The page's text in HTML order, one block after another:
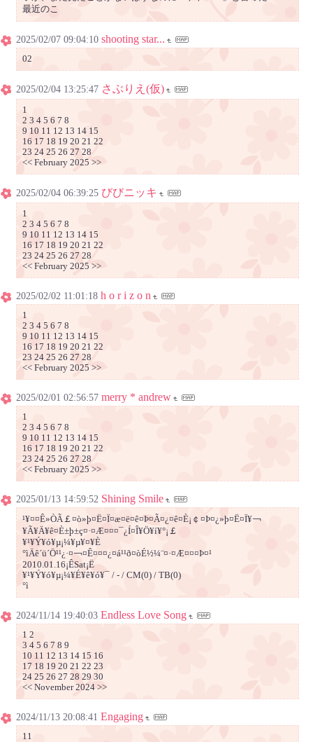
最近のこ
2025/02/07 09:04:10 shooting star...
02
2025/02/04 13:25:47 さぶりえ(仮)
1
2 3 4 5 6 7 8
9 10 11 12 13 14 15
16 17 18 19 20 21 22
23 24 25 26 27 28
<< February 2025 >>
2025/02/04 06:39:25 びびニッキ
1
2 3 4 5 6 7 8
9 10 11 12 13 14 15
16 17 18 19 20 21 22
23 24 25 26 27 28
<< February 2025 >>
2025/02/02 11:01:18 h o r i z o n
1
2 3 4 5 6 7 8
9 10 11 12 13 14 15
16 17 18 19 20 21 22
23 24 25 26 27 28
<< February 2025 >>
2025/02/01 02:56:57 merry * andrew
1
2 3 4 5 6 7 8
9 10 11 12 13 14 15
16 17 18 19 20 21 22
23 24 25 26 27 28
<< February 2025 >>
2025/01/13 14:59:52 Shining Smile
¹¥¤­¤Ê»ÒÃ￡¤ò»þ¤Ë¤Ï¤æ¤ë¤ê¤Þ¤Ã¤¿¤ê¤È¡￠¤Þ¤¿»þ¤Ë¤Ï¥￢
¥Ã¥Ä¥ê¤È±þ±ç¤·¤Æ¤¤¤¯¿Í¤Î¥Ö¥í¥°¡￡
¥¹¥Ý¥ó¥µ¡¼¥µ¥¤¥È
°ìÄê´ü´Ö¹¹¿·¤￢¤Ê¤¤¤¿¤á¹­¹ð¤òÉ½¼¨¤·¤Æ¤¤¤Þ¤¹
2010.01.16¡ÊSat¡Ë
¥¹¥Ý¥ó¥µ¡¼¥É¥ê¥ó¥¯ / - / CM(0) / TB(0)
°ì
2024/11/14 19:40:03 Endless Love Song
1 2
3 4 5 6 7 8 9
10 11 12 13 14 15 16
17 18 19 20 21 22 23
24 25 26 27 28 29 30
<< November 2024 >>
2024/11/13 20:08:41 Engaging
11